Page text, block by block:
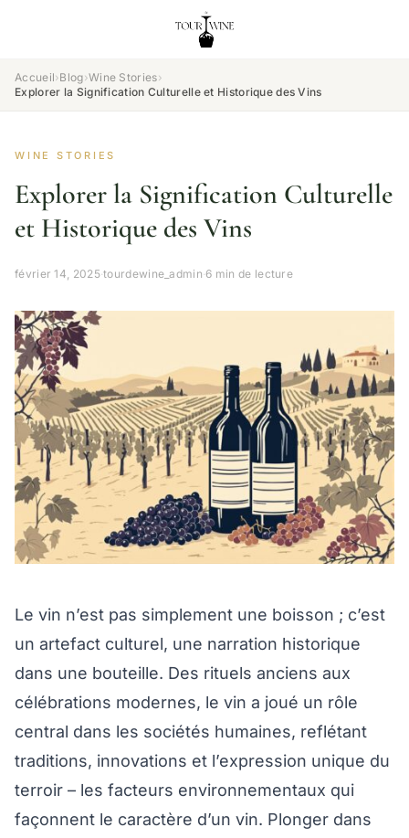
Accueil›Blog›Wine Stories›
Explorer la Signification Culturelle et Historique des Vins
WINE STORIES
Explorer la Signification Culturelle
et Historique des Vins
février 14, 2025·tourdewine_admin·6 min de lecture
Le vin n’est pas simplement une boisson ; c’est
un artefact culturel, une narration historique
dans une bouteille. Des rituels anciens aux
célébrations modernes, le vin a joué un rôle
central dans les sociétés humaines, reflétant
traditions, innovations et l’expression unique du
terroir – les facteurs environnementaux qui
façonnent le caractère d’un vin. Plonger dans